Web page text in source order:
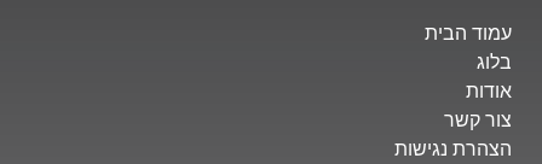
עמוד הבית
בלוג
אודות
צור קשר
הצהרת נגישות